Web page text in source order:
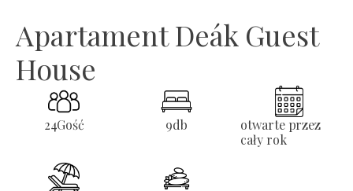
Apartament Deák Guest
House
24Gość 9db
otwarte przez
cały rok